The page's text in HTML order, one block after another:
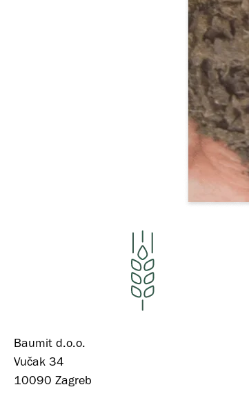
Baumit d.o.o.
Vučak 34
10090 Zagreb